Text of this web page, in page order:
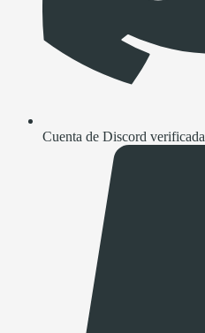
Cuenta de Discord verificada